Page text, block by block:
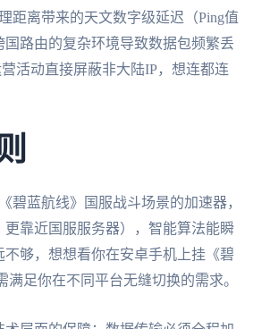
距离带来的天文数字级延迟（Ping值
路由的复杂环境导致数据包频繁丢
活动直接屏蔽非大陆IP，想连都连
碧蓝航线》国服战斗场景的加速器，
靠近国服服务器），智能算法能瞬
够，想想看你在安卓手机上挂《碧
足你在不同平台无缝切换的需求。